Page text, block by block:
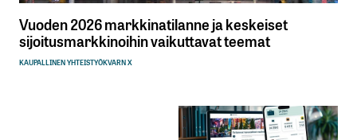
Vuoden 2026 markkinatilanne ja keskeiset
sijoitusmarkkinoihin vaikuttavat teemat
KAUPALLINEN YHTEISTYÖKVARN X